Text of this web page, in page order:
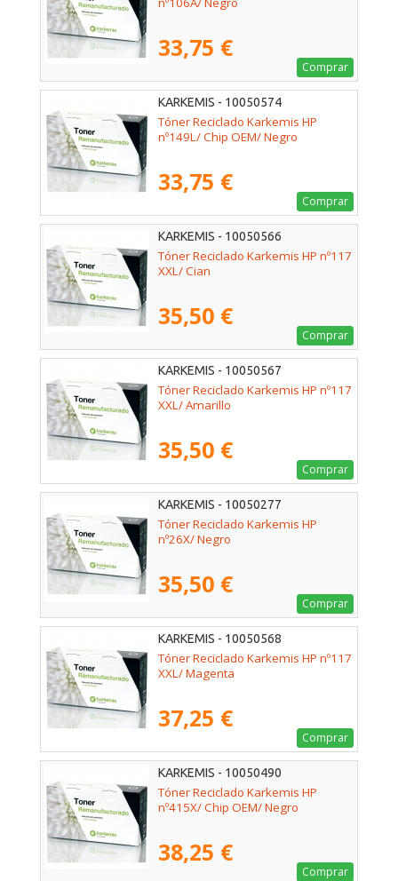
33,75 €
Comprar
KARKEMIS - 10050574
Tóner Reciclado Karkemis HP
nº149L/ Chip OEM/ Negro
33,75 €
Comprar
KARKEMIS - 10050566
Tóner Reciclado Karkemis HP nº117
XXL/ Cian
35,50 €
Comprar
KARKEMIS - 10050567
Tóner Reciclado Karkemis HP nº117
XXL/ Amarillo
35,50 €
Comprar
KARKEMIS - 10050277
Tóner Reciclado Karkemis HP
nº26X/ Negro
35,50 €
Comprar
KARKEMIS - 10050568
Tóner Reciclado Karkemis HP nº117
XXL/ Magenta
37,25 €
Comprar
KARKEMIS - 10050490
Tóner Reciclado Karkemis HP
nº415X/ Chip OEM/ Negro
38,25 €
Comprar